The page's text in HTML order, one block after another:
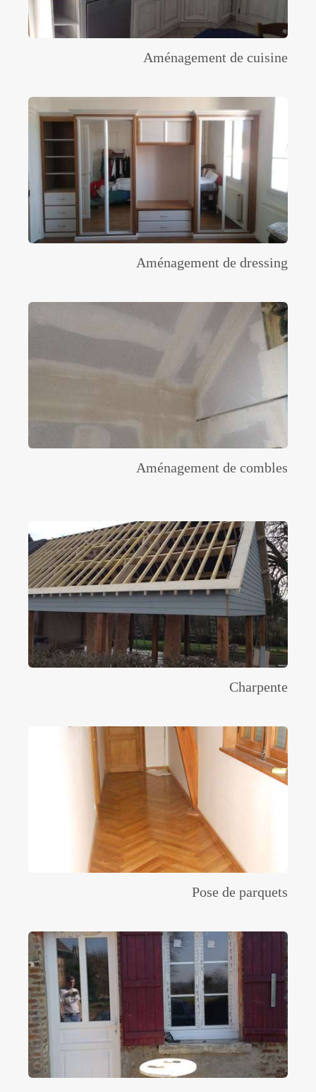
Aménagement de cuisine
Aménagement de dressing
Aménagement de combles
Charpente
Pose de parquets